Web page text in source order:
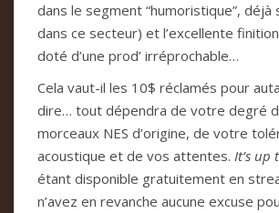
dans le seg­ment “humo­ris­ti­que”, déjà
dans ce sec­teur) et l’excel­lente fini­tion
doté d’une prod’ irré­pro­cha­ble…
Cela vaut-il les 10$ récla­més pour
dire… tout dépen­dra de votre degré
mor­ceaux NES d’ori­gine, de votre
acous­ti­que et de vos atten­tes. It’s up
étant dis­po­ni­ble gra­tui­te­ment en
n’avez en revan­che aucune excuse